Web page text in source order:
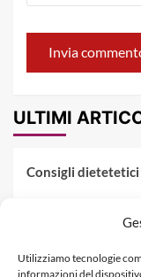
Utilizziamo tecnologie
informazioni del
ULTIMI
Consigli dietetetici
Fenilchetonuria